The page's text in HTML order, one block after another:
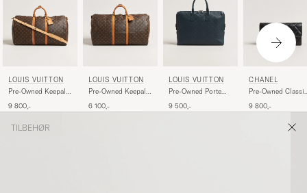
LOUIS VUITTON
Pre-Owned Keepall
Monogram
9 800,-
LOUIS VUITTON
Pre-Owned Keepall
Monogram
6 100,-
LOUIS VUITTON
Pre-Owned Porte
Damier Infini Onyx
9 500,-
CHANEL
Pre-Owned Classic
Caviar Leather
9 800,-
TILBEHØR